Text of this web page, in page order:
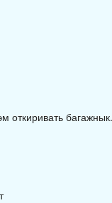
откиривать багажнык.